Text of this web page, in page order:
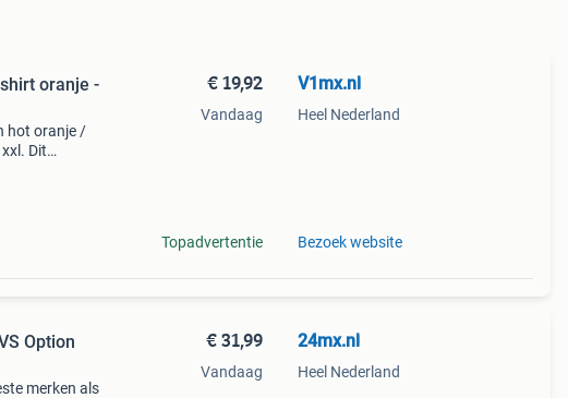
oranje -
hot oranje /
Dit
€ 19,92
Vandaag
Topadvertentie
V1mx.nl
Heel Nederland
Bezoek website
Option
merken als
€ 31,99
Vandaag
24mx.nl
Heel Nederland